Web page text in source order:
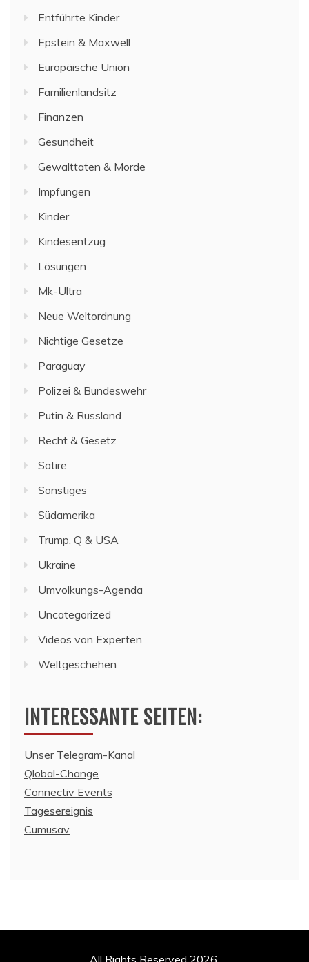
Entführte Kinder
Epstein & Maxwell
Europäische Union
Familienlandsitz
Finanzen
Gesundheit
Gewalttaten & Morde
Impfungen
Kinder
Kindesentzug
Lösungen
Mk-Ultra
Neue Weltordnung
Nichtige Gesetze
Paraguay
Polizei & Bundeswehr
Putin & Russland
Recht & Gesetz
Satire
Sonstiges
Südamerika
Trump, Q & USA
Ukraine
Umvolkungs-Agenda
Uncategorized
Videos von Experten
Weltgeschehen
INTERESSANTE SEITEN:
Unser Telegram-Kanal
Qlobal-Change
Connectiv Events
Tagesereignis
Cumusav
All Rights Reserved 2026.